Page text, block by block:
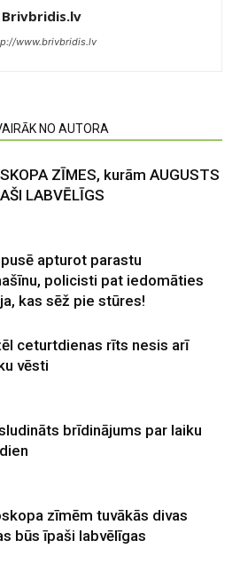
Brivbridis.lv
www.brivbridis.lv
NO AUTORA
ZĪMES, kurām AUGUSTS
LABVĒLĪGS
apturot parastu
policisti pat iedomāties
kas sēž pie stūres!
ceturtdienas rīts nesis arī
vēsti
brīdinājums par laiku
zīmēm tuvākās divas
būs īpaši labvēlīgas